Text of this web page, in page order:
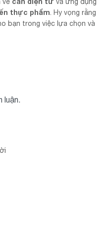
thực phẩm . Hy vọng rằng
bạn trong việc lựa chọn và
luận.